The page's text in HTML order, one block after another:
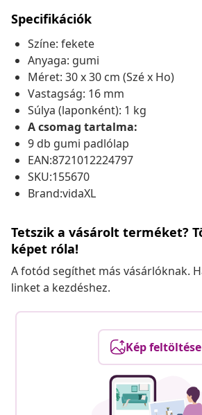
Specifikációk
Színe: fekete
Anyaga: gumi
Méret: 30 x 30 cm (Szé x Ho)
Vastagság: 16 mm
Súlya (laponként): 1 kg
A csomag tartalma:
9 db gumi padlólap
EAN:8721012224797
SKU:155670
Brand:vidaXL
Tetszik a vásárolt terméket?
képet róla!
A fotód segíthet más vásárlóknak.
linket a kezdéshez.
Kép feltöltése